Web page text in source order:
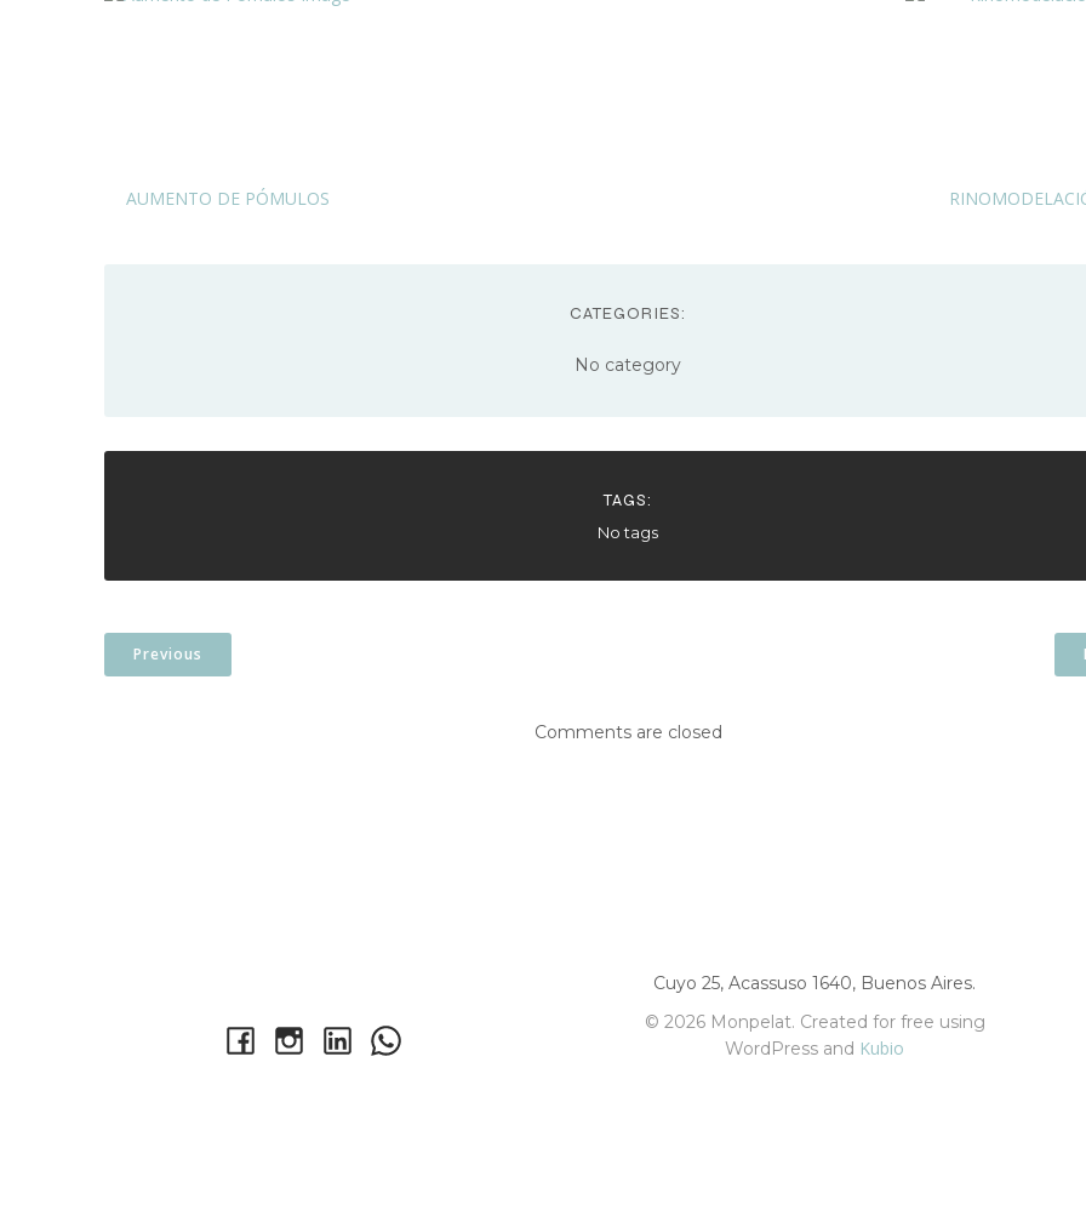
AUMENTO DE PÓMULOS
CATEGORIES:
No category
TAGS:
No tags
Previous
Comments are closed
Cuyo 25, Acassuso 1640, Buenos Aires.
© 2026 Monpelat. Created for free using
WordPress and Kubio